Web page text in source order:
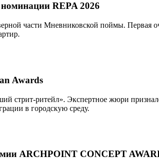
REPA 2026
части Мневниковской поймы. Первая
Awards
ритейл». Экспертное жюри
в городскую среду.
ARCHPOINT CONCEPT